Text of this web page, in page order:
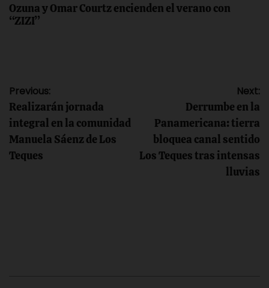
Ozuna y Omar Courtz encienden el verano con
“ZIZI”
Navegación
de
entradas
Previous:
Realizarán jornada
integral en la comunidad
Manuela Sáenz de Los
Teques
Next:
Derrumbe en la
Panamericana: tierra
bloquea canal sentido
Los Teques tras intensas
lluvias